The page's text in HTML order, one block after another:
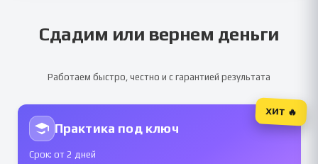
Сдадим или вернем деньги
Работаем быстро, честно и с гарантией результата
Практика под ключ
Срок: от 2 дней
ХИТ 🔥